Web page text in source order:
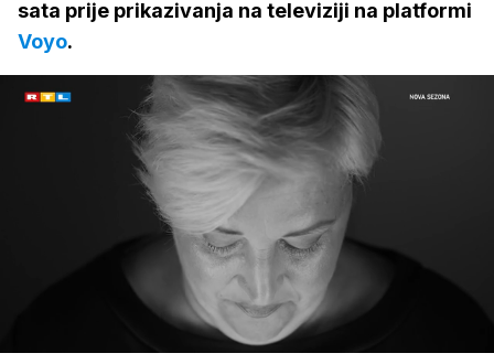
sata prije prikazivanja na televiziji na platformi
Voyo.
zvuk
Loaded:
100.00%